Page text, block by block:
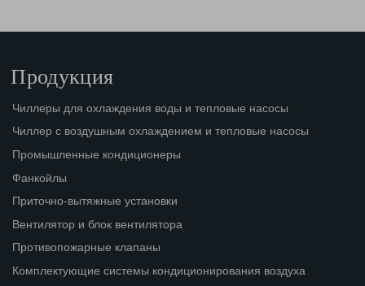
Продукция
Чиллеры для охлаждения воды и тепловые насосы
Чиллер с воздушным охлаждением и тепловые насосы
Промышленные кондиционеры
Фанкойлы
Приточно-вытяжные установки
Вентилятор и блок вентилятора
Противопожарные клапаны
Комплектующие системы кондиционирования воздуха